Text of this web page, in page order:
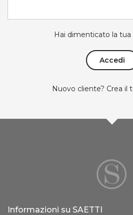
Hai dimenticato la tua
Nuovo cliente? Crea il
Informazioni su SAETTI